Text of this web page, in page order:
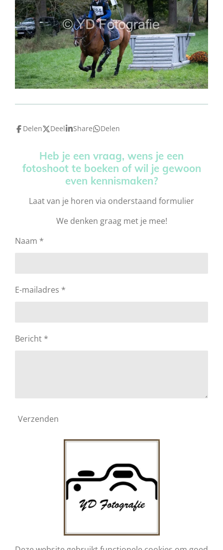
Delen Deel Share Delen
Heb je een vraag, wens je een
fotoshoot te boeken of wil je gewoon
even kennismaken?
Laat van je horen via onderstaand formulier
We denken graag met je mee!
Naam *
E-mailadres *
Bericht *
Verzenden